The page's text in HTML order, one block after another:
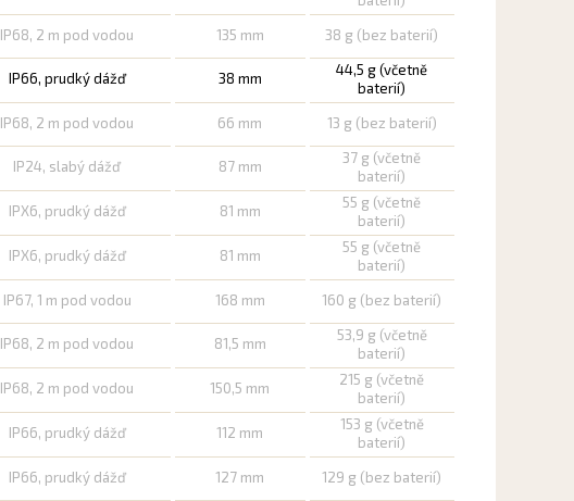
IP68, 2 m pod vodou 135 mm 38 g (bez baterií)
IP66, prudký dážď 38 mm
44,5 g (včetně
baterií)
IP68, 2 m pod vodou 66 mm 13 g (bez baterií)
IP24, slabý dážď 87 mm
37 g (včetně
baterií)
IPX6, prudký dážď 81 mm
55 g (včetně
baterií)
IPX6, prudký dážď 81 mm
55 g (včetně
baterií)
IP67, 1 m pod vodou 168 mm 160 g (bez baterií)
IP68, 2 m pod vodou 81,5 mm
53,9 g (včetně
baterií)
IP68, 2 m pod vodou 150,5 mm
215 g (včetně
baterií)
IP66, prudký dážď 112 mm
153 g (včetně
baterií)
IP66, prudký dážď 127 mm 129 g (bez baterií)